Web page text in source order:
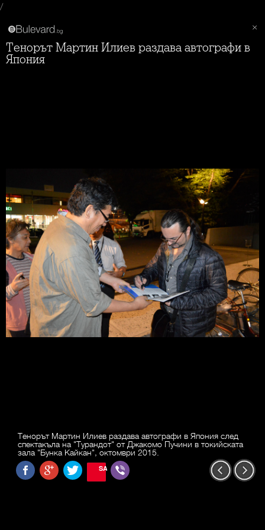
/
Тенорът Мартин Илиев раздава автографи в
Япония
Тенорът Мартин Илиев раздава автографи в Япония след
спектакъла на "Турандот" от Джакомо Пучини в токийската
зала "Бунка Кайкан", октомври 2015.
SAVE